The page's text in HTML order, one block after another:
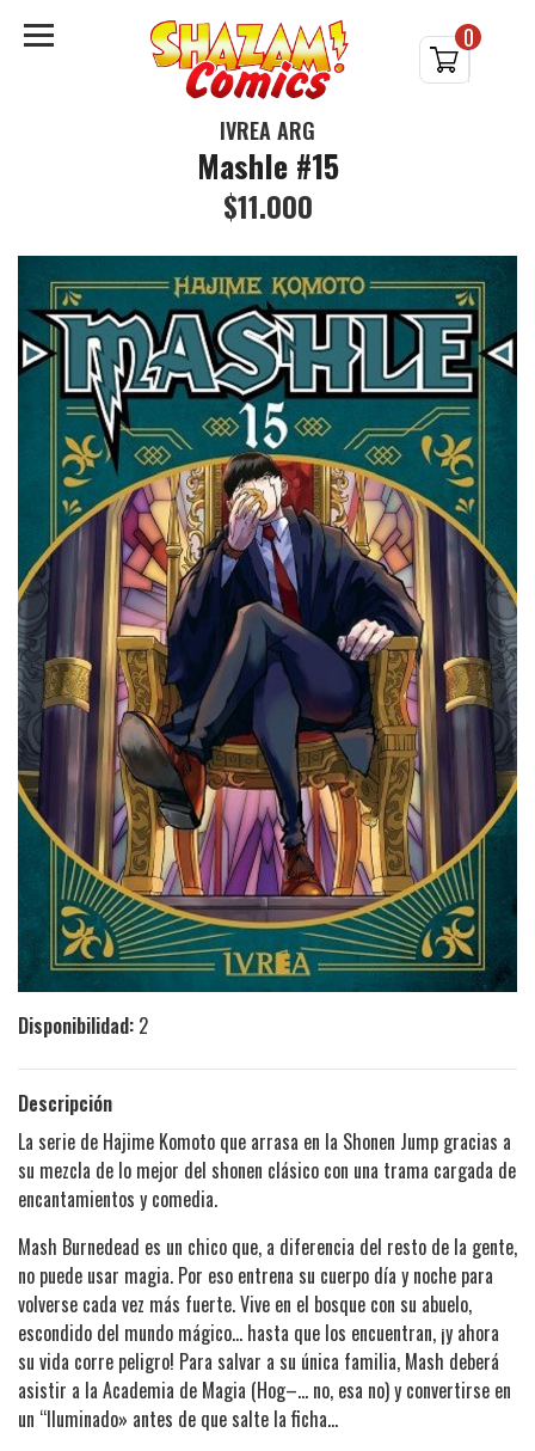
0
IVREA ARG
Mashle #15
$11.000
Disponibilidad: 2
Descripción
La serie de Hajime Komoto que arrasa en la Shonen Jump gracias a
su mezcla de lo mejor del shonen clásico con una trama cargada de
encantamientos y comedia.
Mash Burnedead es un chico que, a diferencia del resto de la gente,
no puede usar magia. Por eso entrena su cuerpo día y noche para
volverse cada vez más fuerte. Vive en el bosque con su abuelo,
escondido del mundo mágico… hasta que los encuentran, ¡y ahora
su vida corre peligro! Para salvar a su única familia, Mash deberá
asistir a la Academia de Magia (Hog–… no, esa no) y convertirse en
un “Iluminado» antes de que salte la ficha…